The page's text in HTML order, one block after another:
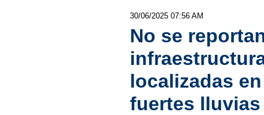
30/06/2025 07:56 AM
No se
localizadas
fuertes lluvias